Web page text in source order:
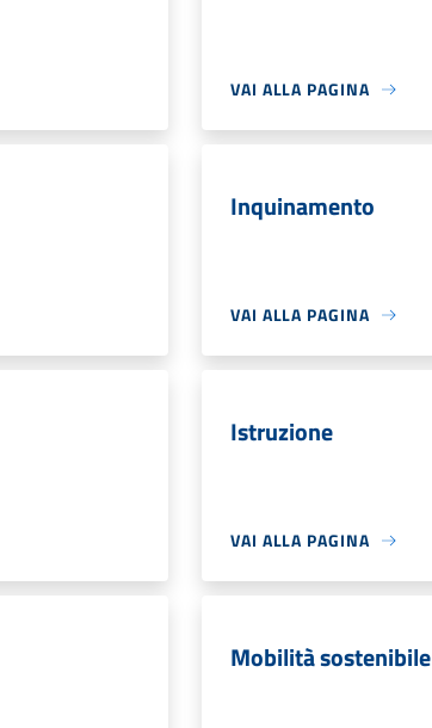
VAI ALLA PAGINA
Inquinamento
VAI ALLA PAGINA
Istruzione
VAI ALLA PAGINA
Mobilità sostenibile